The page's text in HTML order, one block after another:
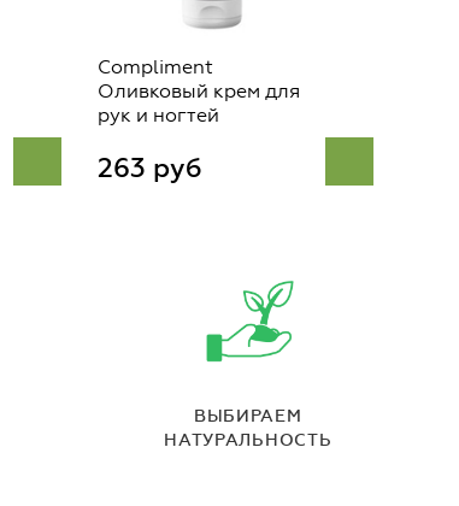
Compliment
Оливковый крем для
рук и ногтей
263 руб
ВЫБИРАЕМ
НАТУРАЛЬНОСТЬ